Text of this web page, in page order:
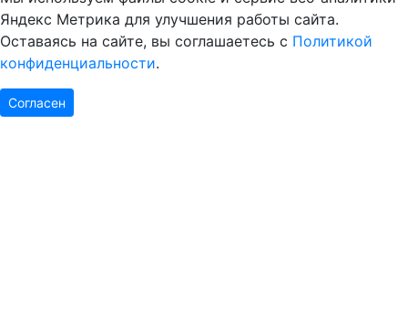
Яндекс Метрика для улучшения работы сайта.
Оставаясь на сайте, вы соглашаетесь с Политикой
конфиденциальности.
Согласен